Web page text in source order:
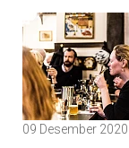
09 Desember